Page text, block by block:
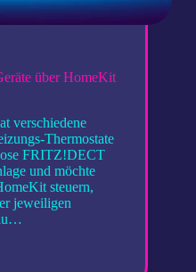
über HomeKit
verschiedene
Thermostate
FRITZ!DECT
und möchte
steuern,
jeweiligen